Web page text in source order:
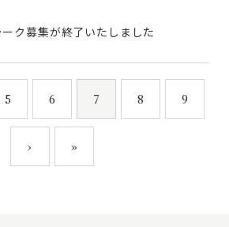
ク募集が終了いたしました
5 6 7 8 9
› »